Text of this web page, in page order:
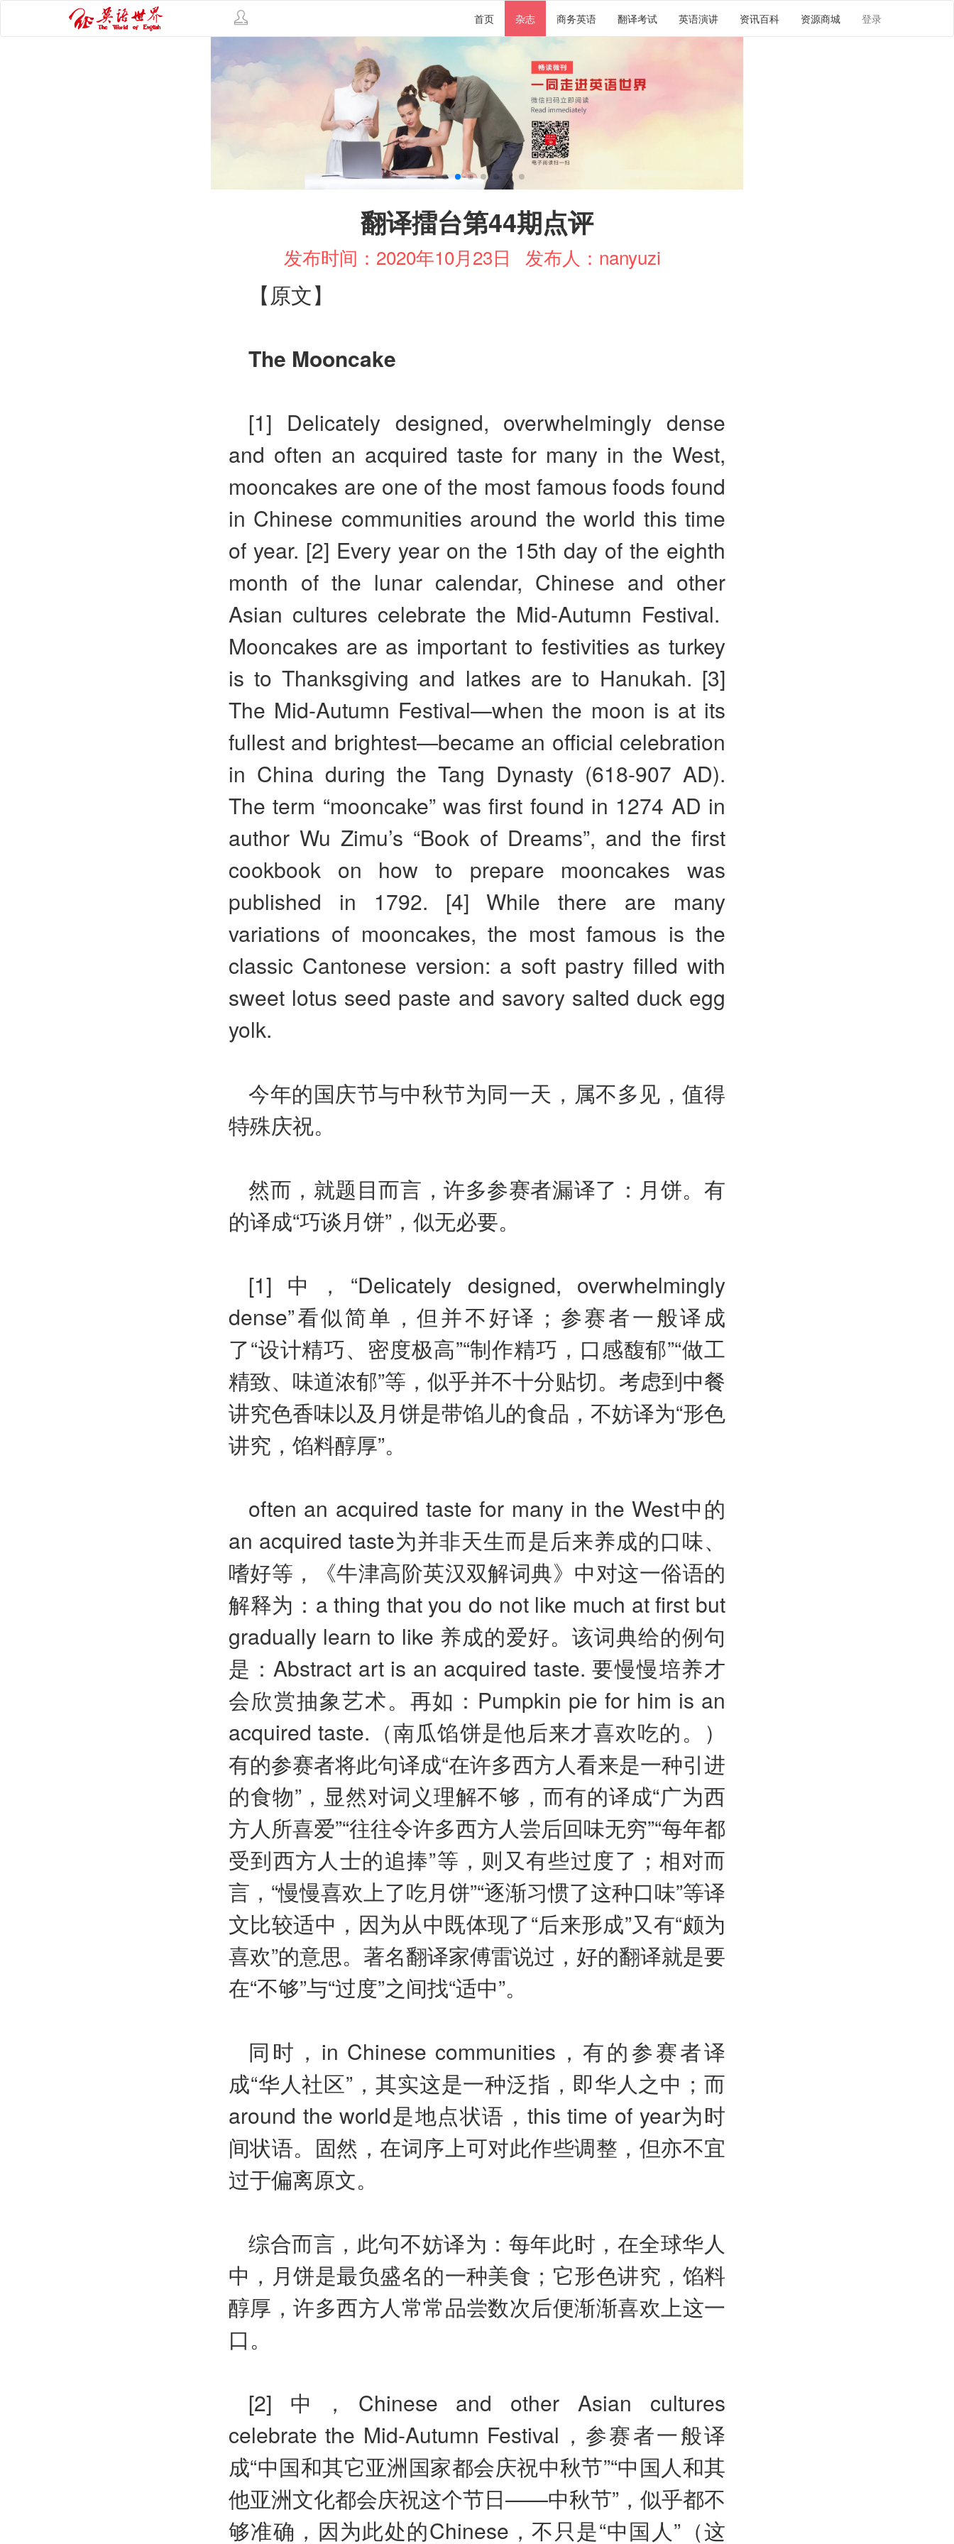
首页 杂志 商务英语 翻译考试 英语演讲 资讯百科 资源商城 登录
翻译擂台第44期点评
发布时间：2020年10月23日 发布人：nanyuzi
【原文】
The Mooncake
[1] Delicately designed, overwhelmingly dense
and often an acquired taste for many in the West,
mooncakes are one of the most famous foods found
in Chinese communities around the world this time
of year. [2] Every year on the 15th day of the eighth
month of the lunar calendar, Chinese and other
Asian cultures celebrate the Mid-Autumn Festival.
Mooncakes are as important to festivities as turkey
is to Thanksgiving and latkes are to Hanukah. [3]
The Mid-Autumn Festival—when the moon is at its
fullest and brightest—became an official celebration
in China during the Tang Dynasty (618-907 AD).
The term “mooncake” was first found in 1274 AD in
author Wu Zimu’s “Book of Dreams”, and the first
cookbook on how to prepare mooncakes was
published in 1792. [4] While there are many
variations of mooncakes, the most famous is the
classic Cantonese version: a soft pastry filled with
sweet lotus seed paste and savory salted duck egg
yolk.
今年的国庆节与中秋节为同一天，属不多见，值得
特殊庆祝。
然而，就题目而言，许多参赛者漏译了：月饼。有
的译成“巧谈月饼”，似无必要。
[1] 中，“Delicately designed, overwhelmingly
dense”看似简单，但并不好译；参赛者一般译成
了“设计精巧、密度极高”“制作精巧，口感馥郁”“做工
精致、味道浓郁”等，似乎并不十分贴切。考虑到中餐
讲究色香味以及月饼是带馅儿的食品，不妨译为“形色
讲究，馅料醇厚”。
often an acquired taste for many in the West中的
an acquired taste为并非天生而是后来养成的口味、
嗜好等，《牛津高阶英汉双解词典》中对这一俗语的
解释为：a thing that you do not like much at first but
gradually learn to like 养成的爱好。该词典给的例句
是：Abstract art is an acquired taste. 要慢慢培养才
会欣赏抽象艺术。再如：Pumpkin pie for him is an
acquired taste.（南瓜馅饼是他后来才喜欢吃的。）
有的参赛者将此句译成“在许多西方人看来是一种引进
的食物”，显然对词义理解不够，而有的译成“广为西
方人所喜爱”“往往令许多西方人尝后回味无穷”“每年都
受到西方人士的追捧”等，则又有些过度了；相对而
言，“慢慢喜欢上了吃月饼”“逐渐习惯了这种口味”等译
文比较适中，因为从中既体现了“后来形成”又有“颇为
喜欢”的意思。著名翻译家傅雷说过，好的翻译就是要
在“不够”与“过度”之间找“适中”。
同时，in Chinese communities，有的参赛者译
成“华人社区”，其实这是一种泛指，即华人之中；而
around the world是地点状语，this time of year为时
间状语。固然，在词序上可对此作些调整，但亦不宜
过于偏离原文。
综合而言，此句不妨译为：每年此时，在全球华人
中，月饼是最负盛名的一种美食；它形色讲究，馅料
醇厚，许多西方人常常品尝数次后便渐渐喜欢上这一
口。
[2] 中，Chinese and other Asian cultures
celebrate the Mid-Autumn Festival，参赛者一般译
成“中国和其它亚洲国家都会庆祝中秋节”“中国人和其
他亚洲文化都会庆祝这个节日——中秋节”，似乎都不
够准确，因为此处的Chinese，不只是“中国人”（这